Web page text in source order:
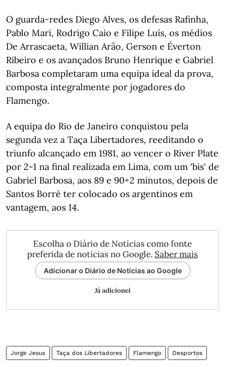
O guarda-redes Diego Alves, os defesas Rafinha,
Pablo Mari, Rodrigo Caio e Filipe Luís, os médios
De Arrascaeta, Willian Arão, Gerson e Éverton
Ribeiro e os avançados Bruno Henrique e Gabriel
Barbosa completaram uma equipa ideal da prova,
composta integralmente por jogadores do
Flamengo.
A equipa do Rio de Janeiro conquistou pela
segunda vez a Taça Libertadores, reeditando o
triunfo alcançado em 1981, ao vencer o River Plate
por 2-1 na final realizada em Lima, com um 'bis' de
Gabriel Barbosa, aos 89 e 90+2 minutos, depois de
Santos Borré ter colocado os argentinos em
vantagem, aos 14.
Escolha o Diário de Notícias como fonte
preferida de notícias no Google. Saber mais
Adicionar o Diário de Notícias ao Google
Já adicionei
Jorge Jesus Taça dos Libertadores Flamengo Desportos